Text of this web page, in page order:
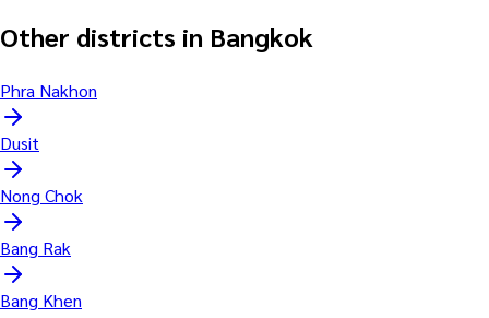
Other districts in Bangkok
Phra Nakhon
Dusit
Nong Chok
Bang Rak
Bang Khen